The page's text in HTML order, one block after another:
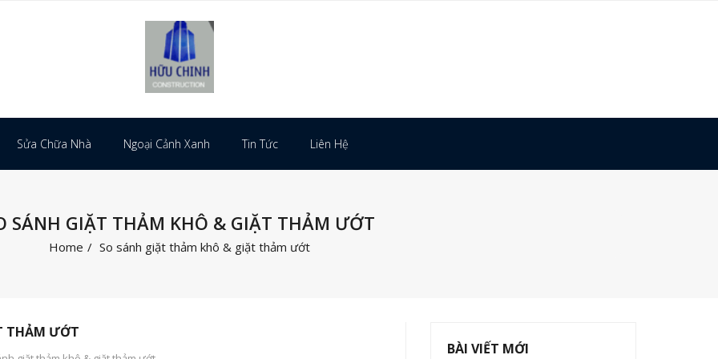
Sửa Chữa Nhà Ngoại Cảnh Xanh Tin Tức Liên Hệ
SÁNH GIẶT THẢM KHÔ & GIẶT THẢM ƯỚT
Home / So sánh giặt thảm khô & giặt thảm ướt
THẢM ƯỚT
BÀI VIẾT MỚI